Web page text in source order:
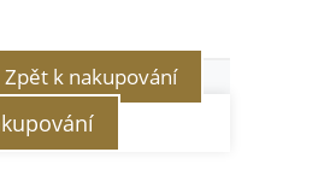
Zpět k nakupování